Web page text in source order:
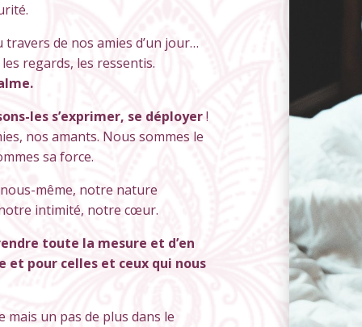
de nos amies d’un jour…
regards, les ressentis.
les s’exprimer, se déployer!
nos amants. Nous sommes le
sa force.
même, notre nature
intimité, notre cœur.
toute la mesure et d’en
pour celles et ceux qui nous
mais un pas de plus dans le